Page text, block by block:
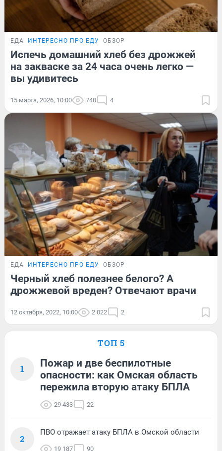
ЕДА ИНТЕРЕСНО ПРО ЕДУ ОБЗОР
Испечь домашний хлеб без дрожжей
на закваске за 24 часа очень легко —
вы удивитесь
15 марта, 2026, 10:00 740 4
ЕДА ИНТЕРЕСНО ПРО ЕДУ ОБЗОР
Черный хлеб полезнее белого? А
дрожжевой вреден? Отвечают врачи
12 октября, 2022, 10:00 2 022 2
ТОП 5
1
Пожар и две беспилотные
опасности: как Омская область
пережила вторую атаку БПЛА
29 433 22
2
ПВО отражает атаку БПЛА в Омской области
19 187 90